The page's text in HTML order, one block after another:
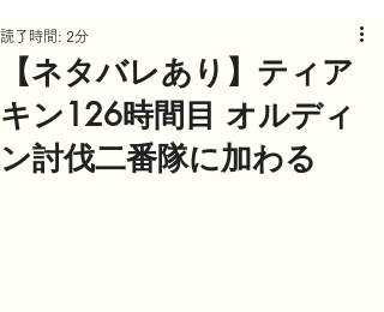
【ネタバレあり】ティア
キン126時間目 オルディ
ン討伐二番隊に加わる
読了時間: 2分